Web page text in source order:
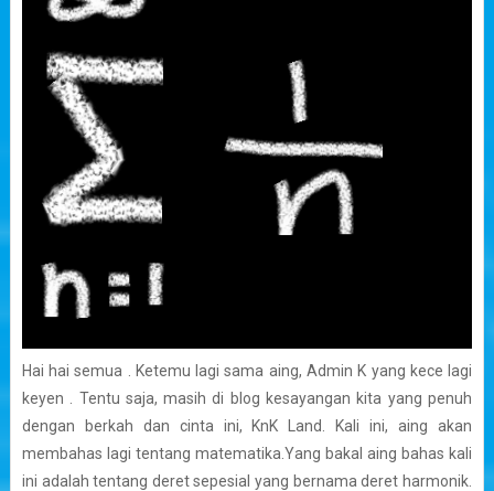
Hai hai semua . Ketemu lagi sama aing, Admin K yang kece lagi
keyen . Tentu saja, masih di blog kesayangan kita yang penuh
dengan berkah dan cinta ini, KnK Land. Kali ini, aing akan
membahas lagi tentang matematika.Yang bakal aing bahas kali
ini adalah tentang deret sepesial yang bernama deret harmonik.